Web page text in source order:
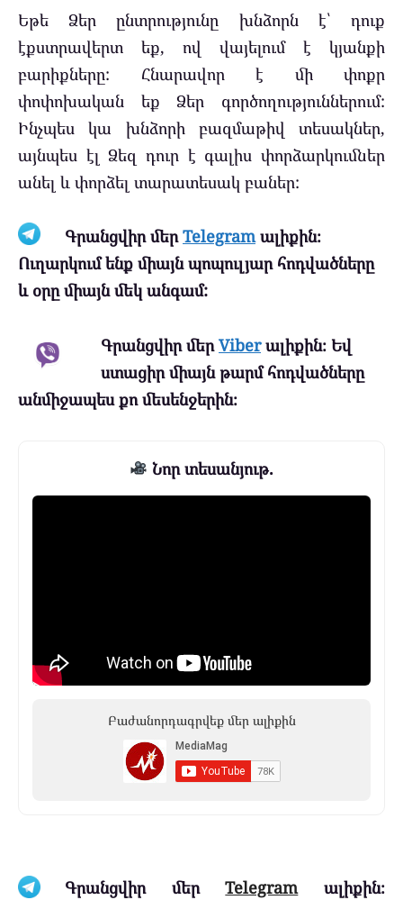
Եթե Ձեր ընտրությունը խնձորն է՝ դուք
էքստրավերտ եք, ով վայելում է կյանքի
բարիքները: Հնարավոր է մի փոքր
փոփոխական եք Ձեր գործողություններում:
Ինչպես կա խնձորի բազմաթիվ տեսակներ,
այնպես էլ Ձեզ դուր է գալիս փորձարկումներ
անել և փորձել տարատեսակ բաներ:
Գրանցվիր մերTelegramալիքին։
Ուղարկում ենք միայն պոպուլյար հոդվածները
և օրը միայն մեկ անգամ:
Գրանցվիր մերViberալիքին։ Եվ
ստացիր միայն թարմ հոդվածները
անմիջապես քո մեսենջերին։
Նոր տեսանյութ.
Բաժանորդագրվեք մեր ալիքին
Գրանցվիր մերTelegramալիքին։